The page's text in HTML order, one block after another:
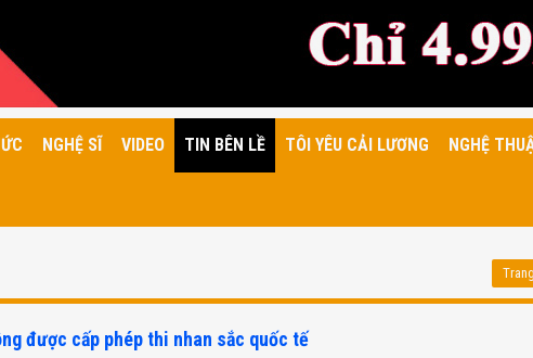
NGHỆ SĨ VIDEO TIN BÊN LỀ TÔI YÊU CẢI LƯƠNG NGHỆ
được cấp phép thi nhan sắc quốc tế